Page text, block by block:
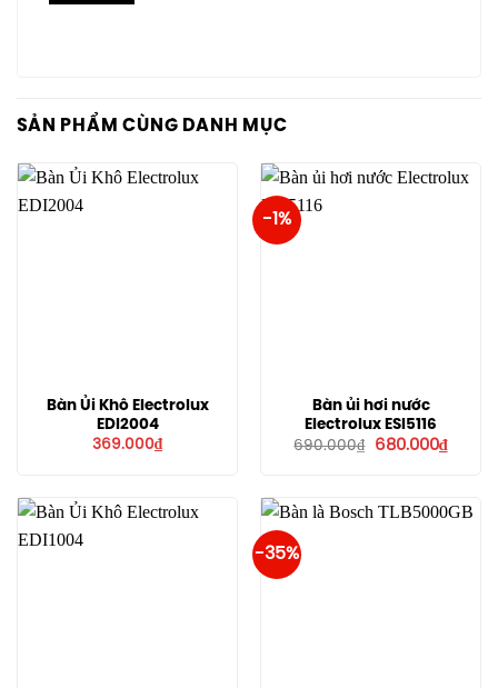
SẢN PHẨM CÙNG DANH MỤC
Bàn Ủi Khô Electrolux
EDI2004
369.000₫
-1%
Bàn ủi hơi nước
Electrolux ESI5116
690.000₫
Giá
680.000₫Giá
hiện
-35%